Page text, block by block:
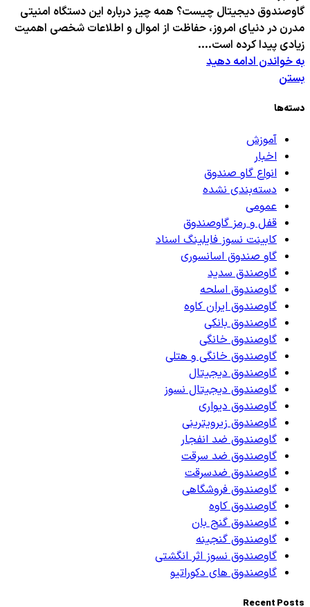
گاوصندوق دیجیتال چیست؟ همه چیز درباره این دستگاه امنیتی
مدرن در دنیای امروز، حفاظت از اموال و اطلاعات شخصی اهمیت
زیادی پیدا کرده است....
به خواندن ادامه دهید
بستن
دسته‌ها
آموزش
اخبار
انواع گاو صندوق
دسته‌بندی نشده
عمومی
قفل و رمز گاوصندوق
کابینت نسوز فایلینگ اسناد
گاو صندوق اسانسوری
گاوصندق سدید
گاوصندوق اسلحه
گاوصندوق ایران کاوه
گاوصندوق بانکی
گاوصندوق خانگی
گاوصندوق خانگی و هتلی
گاوصندوق دیجیتال
گاوصندوق دیجیتال نسوز
گاوصندوق دیواری
گاوصندوق زیرویترینی
گاوصندوق ضد انفجار
گاوصندوق ضد سرقت
گاوصندوق ضدسرقت
گاوصندوق فروشگاهی
گاوصندوق کاوه
گاوصندوق گنج بان
گاوصندوق گنجینه
گاوصندوق نسوز اثر انگشتی
گاوصندوق های دکوراتیو
Recent Posts